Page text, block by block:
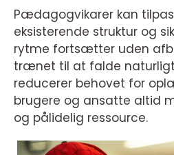
Pædagogvikarer kan
eksisterende struktur og
rytme fortsætter uden
trænet til at falde naturligt
reducerer behovet for
brugere og ansatte altid
og pålidelig ressource.